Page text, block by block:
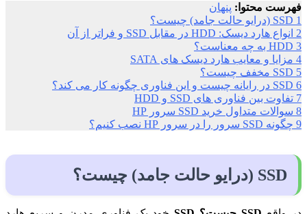
فهرست محتوا: پنهان
1 SSD (درایو حالت جامد) چیست؟
2 انواع هارد دیسک: HDD در مقابل SSD و فراتر از آن
3 HDD به چه معناست؟
4 مزایا و معایب هارد دیسک های SATA
5 SSD مخفف چیست؟
6 SSD در رایانه چیست و این فناوری چگونه کار می کند؟
7 تفاوت بین فناوری های SSD و HDD
8 سوالات متداول خرید SSD سرور HP
9 چگونه SSD سرور را در سرور HP نصب کنیم؟
SSD (درایو حالت جامد) چیست؟